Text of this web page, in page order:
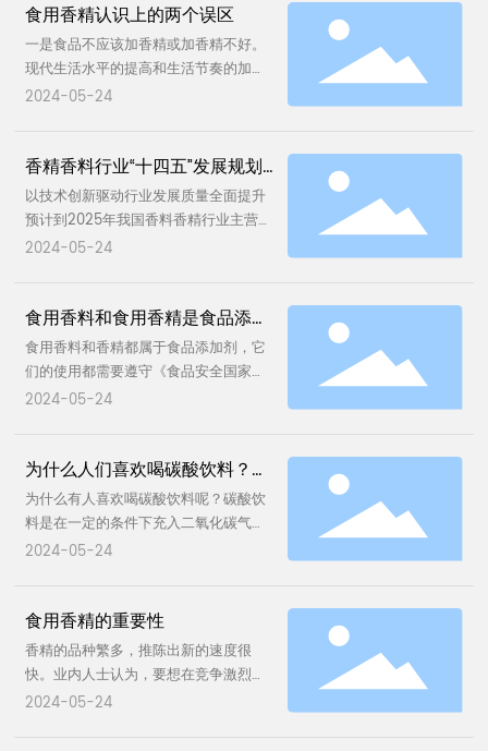
English
项 1.正确认知：食用香精是一种经国家
批准、专门用于食品加香的添加剂，它
们的主要目的是为了提升食品的口感和
风味。在规定用量范围内使用，一般来
过量摄入可能对身体造成负担。选购食
品时，优先选择不含或少含香精的产
品，尤其是针对儿童和有过敏史的人
群。 选择合规产品：购买食品时留意包
装上的标签，确保所购食品中使用的香
香精广泛应用在各类加工食品中，如糖
果、糕点、饮料、方便面、速冻食品、
烘焙产品等，用来增强食品的香气和口
感。 2.调味品：许多调味品如鸡精、火
整体风味。 3.膨化零食：香脆可口的膨
化零食，如薯片、虾条、玉米棒等，往
往通过添加香精来营造诱人的香气，吸
引消费者的味蕾。 总结来说，食用香精
对安全的。然而，鉴于食品添加剂可能
带来的潜在风险，我们仍然倡导大家养
成阅读食品标签的习惯，尽量选择天然
食材，减少对加工食品的依赖。在享受
美食的同时，也要注重饮食的多样性和
食用香精认识上的两个误区
一是食品不应该加香精或加香精不好。
现代生活水平的提高和生活节奏的加快
使人们越来越喜爱食用快捷方便的加工
精才能实现。二是外国人不吃和很少吃
添加了食用香精的食品。食用香精是“舶
来品”，越是发达国家食用香精人均消费
量越高。我国食品香料和食用香精的人
2024-05-24
香精香料行业“十四五”发展规划
发布
以技术创新驱动行业发展质量全面提升
预计到2025年我国香料香精行业主营业
务收入达到500亿元
2024-05-24
食用香料和食用香精是食品添加
剂吗？
食用香料和香精都属于食品添加剂，它
们的使用都需要遵守《食品安全国家标
准—食品添加剂使用标准》（GB276
工过程中有必要使用的物质才能作为食
品添加剂！ 合法的食品添加剂，在国家
规定的限量内使用，都可以认为是长期
食用也不会对身体有害的，而非法使用
还对食用香精和食用香料都分别制定了
专门的食品安全国家标准。众所周知，
食品安全标准是强制执行的标准。有了
这些标准的护航可以进一步规范企业生
产经营行为、保障消费者食品安全。
2024-05-24
为什么人们喜欢喝碳酸饮料？饮
料中的果味是来自水果吗？
为什么有人喜欢喝碳酸饮料呢？碳酸饮
料是在一定的条件下充入二氧化碳气的
饮料，俗称“汽水”。 碳酸饮料中不含有
等不同口味。由于碳酸饮料中含有一定
弄得的碳酸，喝入人体之后，饮料由于
温度升高、压力降低而进行分解，放出
二氧化碳气。气体会把体内的部分热量
2024-05-24
食用香精的重要性
香精的品种繁多，推陈出新的速度很
快。业内人士认为，要想在竞争激烈的
市场中占有一席之地，香精生产企业就
2024-05-24